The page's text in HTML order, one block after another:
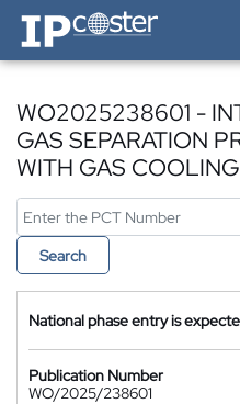
IP-Coster — Home
WO2025238601 -
GAS SEPARATION
WITH GAS COOLING
Search
National phase entry is
Publication Number
WO/2025/238601